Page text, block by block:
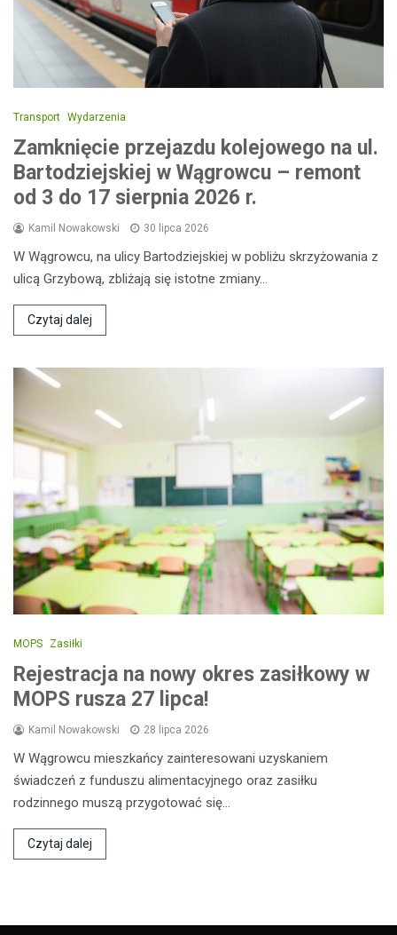
Transport Wydarzenia
Zamknięcie przejazdu kolejowego na ul.
Bartodziejskiej w Wągrowcu – remont
od 3 do 17 sierpnia 2026 r.
Kamil Nowakowski 30 lipca 2026
W Wągrowcu, na ulicy Bartodziejskiej w pobliżu skrzyżowania z
ulicą Grzybową, zbliżają się istotne zmiany…
Czytaj dalej
MOPS Zasiłki
Rejestracja na nowy okres zasiłkowy w
MOPS rusza 27 lipca!
Kamil Nowakowski 28 lipca 2026
W Wągrowcu mieszkańcy zainteresowani uzyskaniem
świadczeń z funduszu alimentacyjnego oraz zasiłku
rodzinnego muszą przygotować się…
Czytaj dalej